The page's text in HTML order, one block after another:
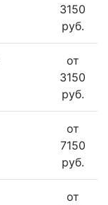
3150
руб.
от
3150
руб.
от
7150
руб.
от